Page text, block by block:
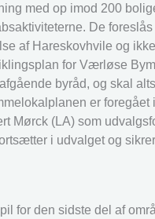
med op imod 200
De
af Hareskovhvile og
for Værløse
byråd, og skal
er
Mørck (LA) som
i udvalget og
for den sidste del af